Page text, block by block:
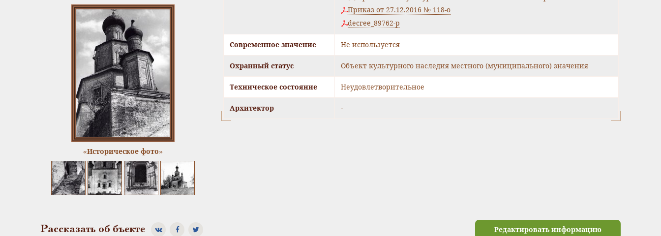
«Историческое фото»
Приказ от 27.12.2016 № 118-о
decree_89762-р
Современное значение Не используется
Охранный статус Объект культурного наследия местного (муниципального) значения
Техническое состояние Неудовлетворительное
Архитектор -
Рассказать об бъекте Редактировать информацию